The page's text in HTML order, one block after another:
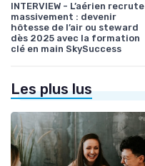
INTERVIEW - L’aérien recrute
massivement : devenir
hôtesse de l’air ou steward
dès 2025 avec la formation
clé en main SkySuccess
Les plus lus